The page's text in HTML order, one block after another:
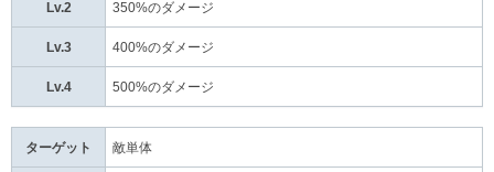
Lv.2 350%のダメージ
Lv.3 400%のダメージ
Lv.4 500%のダメージ
ターゲット 敵単体